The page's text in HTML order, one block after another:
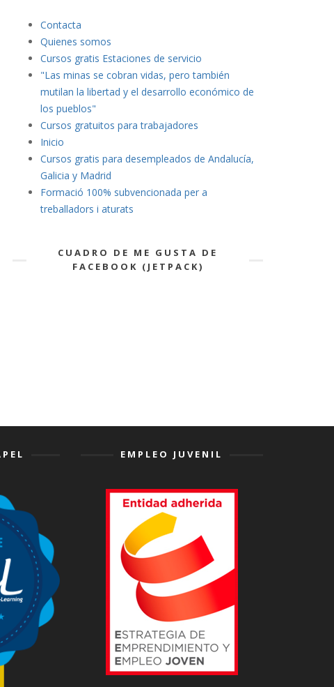
Contacta
Quienes somos
Cursos gratis Estaciones de servicio
"Las minas se cobran vidas, pero también
mutilan la libertad y el desarrollo económico de
los pueblos"
Cursos gratuitos para trabajadores
Inicio
Cursos gratis para desempleados de Andalucía,
Galicia y Madrid
Formació 100% subvencionada per a
treballadors i aturats
CUADRO DE ME GUSTA DE
FACEBOOK (JETPACK)
EMPLEO JUVENIL